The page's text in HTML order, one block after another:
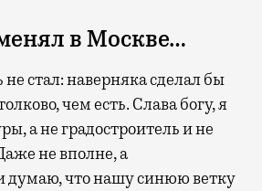
в Москве…
стал: наверняка сделал бы
чем есть. Слава богу, я
а не градостроитель и не
не вполне, а
думаю, что нашу синюю ветку